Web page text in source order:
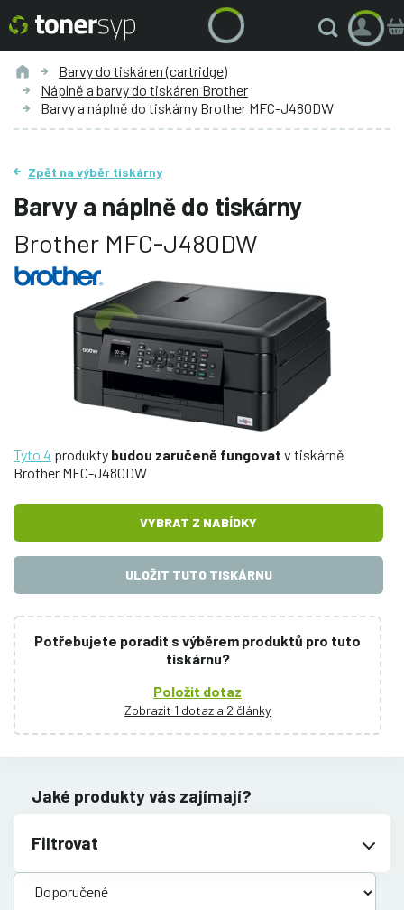
Barvy do tiskáren (cartridge)
Náplně a barvy do tiskáren Brother
Barvy a náplně do tiskárny Brother MFC-J480DW
Zpět na výběr tiskárny
Barvy a náplně do tiskárny
Brother MFC-J480DW
Tyto 4 produkty budou zaručeně fungovat v tiskárně
Brother MFC-J480DW
VYBRAT Z NABÍDKY
ULOŽIT TUTO TISKÁRNU
Potřebujete poradit s výběrem produktů pro tuto
tiskárnu?
Položit dotaz
Zobrazit 1 dotaz a 2 články
Jaké produkty vás zajímají?
Filtrovat